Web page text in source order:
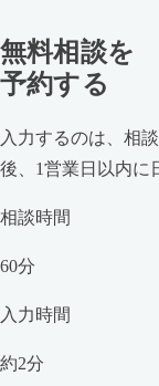
無料相談を
予約する
入力するのは、相
後、1営業日以内に
相談時間
60分
入力時間
約2分